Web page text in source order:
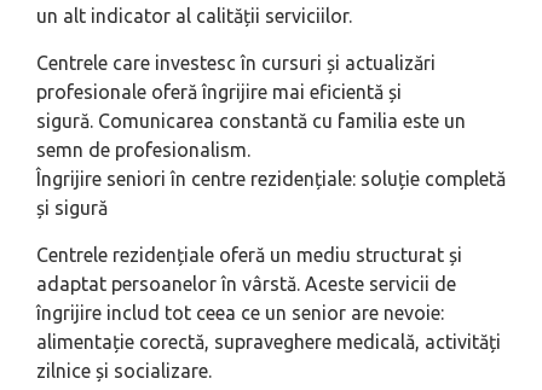
un alt indicator al calității serviciilor.
Centrele care investesc în cursuri și actualizări
profesionale oferă îngrijire mai eficientă și
sigură. Comunicarea constantă cu familia este un
semn de profesionalism.
Îngrijire seniori în centre rezidențiale: soluție completă
și sigură
Centrele rezidențiale oferă un mediu structurat și
adaptat persoanelor în vârstă. Aceste servicii de
îngrijire includ tot ceea ce un senior are nevoie:
alimentație corectă, supraveghere medicală, activități
zilnice și socializare.